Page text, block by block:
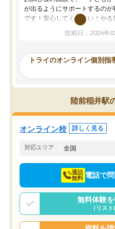
が出るようにサポートするのが
です！安心してください！やる
ないのは私たち講師の責任です
ってくださり、確かに！と考
ったんですが、学生の先生から
み、徐々に成績が上がったらい
思っていました。何が今足りな
を的確に指導いただき、子ど
くりするほど楽しんでやる気
塾を受けています。狙い通り、
つ成績も上がり、苦手意識も無
てきたので、さらに苦手な数学
でお願いしました。来年の高校
投稿日：2026年
トライのオンライン個別
陸前稲井駅
オンライン校 詳しく見る
対応エリア 全国
通話
無料 電話で
無料体験
（リス